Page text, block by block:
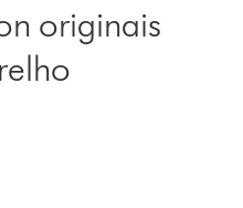
originais